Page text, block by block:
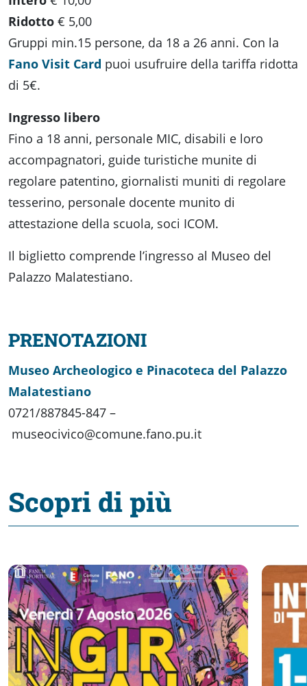
Ridotto € 5,00
Gruppi min.15 persone, da 18 a 26 anni. Con la
Fano Visit Card puoi usufruire della tariffa ridotta
di 5€.
Ingresso libero
Fino a 18 anni, personale MIC, disabili e loro
accompagnatori, guide turistiche munite di
regolare patentino, giornalisti muniti di regolare
tesserino, personale docente munito di
attestazione della scuola, soci ICOM.
Il biglietto comprende l’ingresso al Museo del
Palazzo Malatestiano.
PRENOTAZIONI
Museo Archeologico e Pinacoteca del Palazzo
Malatestiano
0721/887845-847 –
museocivico@comune.fano.pu.it
Scopri di più